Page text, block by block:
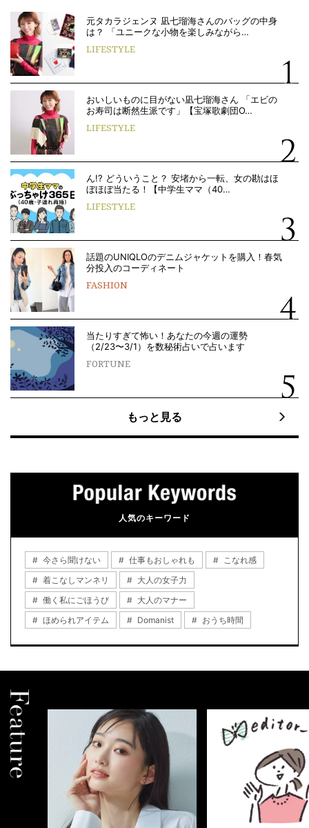
元タカラジェンヌ 凪七瑠海さんのバッグの中身
は？ 「ユニークな小物を楽しみながら…
LIFESTYLE
おいしいものに目がない凪七瑠海さん 「エビの
お寿司は断然生派です」【宝塚歌劇団O…
LIFESTYLE
ん!? どういうこと？ 安堵から一転、女の勘はほ
ぼほぼ当たる！【中学生ママ（40…
LIFESTYLE
話題のUNIQLOのデニムジャケットを購入！春気
分投入のコーディネート
FASHION
当たりすぎて怖い！あなたの今週の運勢
（2/23〜3/1）を数秘術占いで占います
FORTUNE
もっと見る
人気のキーワード
今さら聞けない 仕事もおしゃれも
こなれ感
着こなしマンネリ
大人の女子力
働く私にごほうび
大人のマナー
ほめられアイテム
Domanist おうち時間